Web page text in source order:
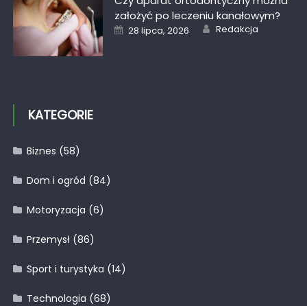
założyć po leczeniu kanałowym?
Posted
on
28 lipca, 2026 Author
Redakcja
KATEGORIE
Biznes (58)
Dom i ogród (84)
Motoryzacja (6)
Przemysł(86)
Sport i turystyka (14)
Technologia (68)